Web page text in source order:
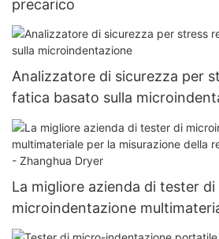
precarico
Analizzatore di sicurezza per
fatica basato sulla
La migliore azienda di tester di
microindentazione
misurazione della resistenza e